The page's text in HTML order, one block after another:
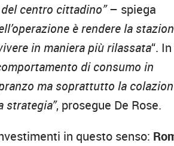
centro cittadino”– spiega
è rendere la
in maniera più rilassata“. In
di consumo in
ma soprattutto la
strategia”, prosegue De Rose.
in questo senso: